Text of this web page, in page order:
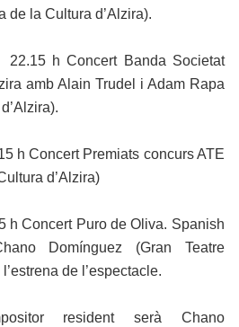
de la Cultura d’Alzira).
Banda Societat
amb Alain Trudel i Adam Rapa
h Concert Premiats concurs ATE
d’Alzira)
Puro de Oliva. Spanish
Domínguez (Gran Teatre
de l’espectacle.
resident serà Chano